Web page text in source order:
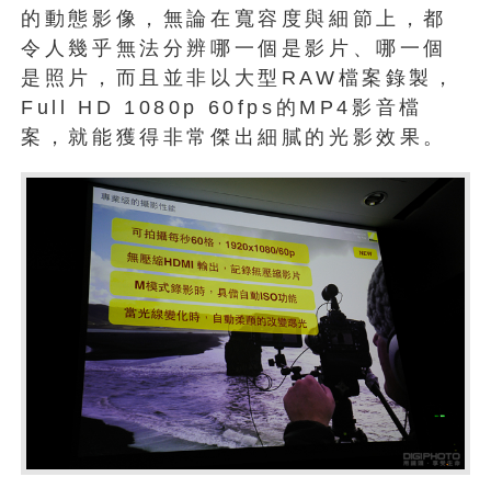
的動態影像，無論在寬容度與細節上，都
令人幾乎無法分辨哪一個是影片、哪一個
是照片，而且並非以大型RAW檔案錄製，
Full HD 1080p 60fps的MP4影音檔
案，就能獲得非常傑出細膩的光影效果。